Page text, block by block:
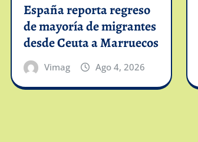
España reporta regreso
de mayoría de migrantes
desde Ceuta a Marruecos
Vimag Ago 4, 2026